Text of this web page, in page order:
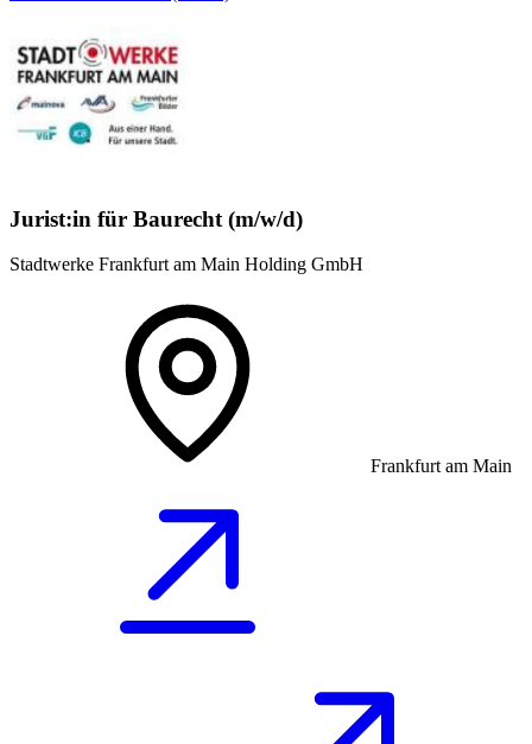
Jurist:in für Baurecht (m/w/d)
Stadtwerke Frankfurt am Main Holding GmbH
Frankfurt am Main